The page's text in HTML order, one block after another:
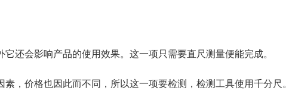
还会影响产品的使用效果。这一项只需要直尺测量便能完成。
，价格也因此而不同，所以这一项要检测，检测工具使用千分尺。